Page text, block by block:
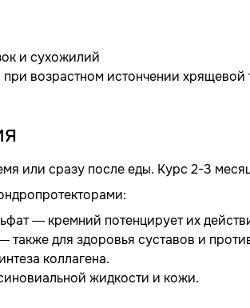
и сухожилий
возрастном истончении хрящевой
или сразу после еды. Курс 2-3
— кремний потенцирует их
для здоровья суставов и
коллагена.
жидкости и кожи.